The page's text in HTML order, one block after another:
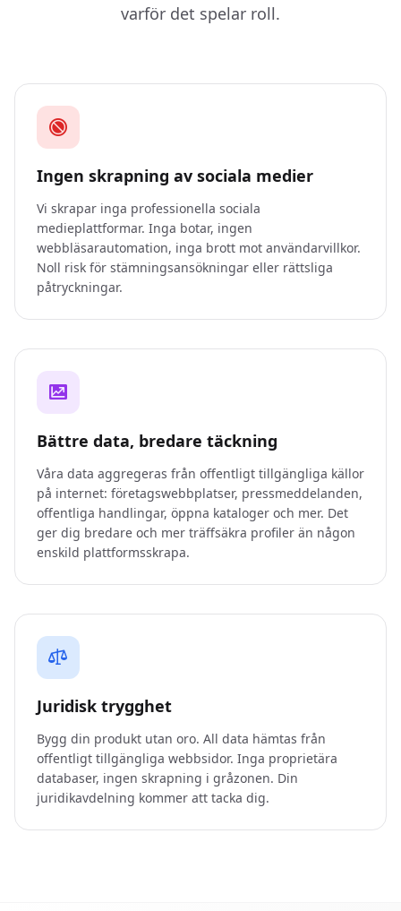
varför det spelar roll.
Ingen skrapning av sociala medier
Vi skrapar inga professionella sociala
medieplattformar. Inga botar, ingen
webbläsarautomation, inga brott mot användarvillkor.
Noll risk för stämningsansökningar eller rättsliga
påtryckningar.
Bättre data, bredare täckning
Våra data aggregeras från offentligt tillgängliga källor
på internet: företagswebbplatser, pressmeddelanden,
offentliga handlingar, öppna kataloger och mer. Det
ger dig bredare och mer träffsäkra profiler än någon
enskild plattformsskrapa.
Juridisk trygghet
Bygg din produkt utan oro. All data hämtas från
offentligt tillgängliga webbsidor. Inga proprietära
databaser, ingen skrapning i gråzonen. Din
juridikavdelning kommer att tacka dig.